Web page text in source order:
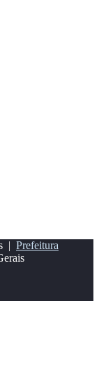
| Prefeitura